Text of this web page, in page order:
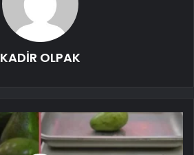
KADİR OLPAK